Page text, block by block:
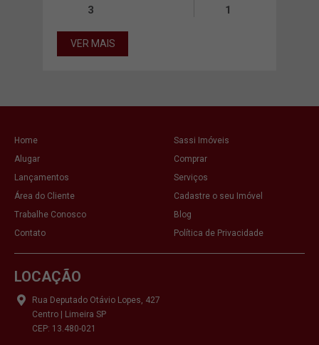
3 1
VER MAIS
Home
Sassi Imóveis
Alugar
Comprar
Lançamentos
Serviços
Área do Cliente
Cadastre o seu Imóvel
Trabalhe Conosco
Blog
Contato
Política de Privacidade
LOCAÇÃO
Rua Deputado Otávio Lopes, 427
Centro | Limeira SP
CEP: 13.480-021